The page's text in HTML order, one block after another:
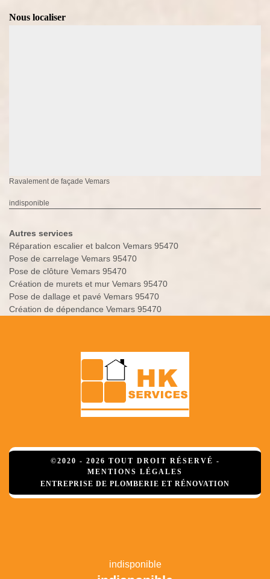
Nous localiser
Ravalement de façade Vemars
indisponible
Autres services
Réparation escalier et balcon Vemars 95470
Pose de carrelage Vemars 95470
Pose de clôture Vemars 95470
Création de murets et mur Vemars 95470
Pose de dallage et pavé Vemars 95470
Création de dépendance Vemars 95470
©2020 - 2026 TOUT DROIT RÉSERVÉ -
MENTIONS LÉGALES
ENTREPRISE DE PLOMBERIE ET RÉNOVATION
indisponible